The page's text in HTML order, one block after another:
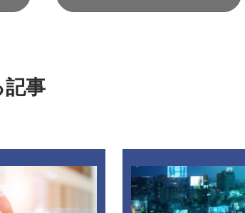
事